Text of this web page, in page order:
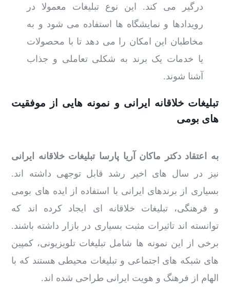
درگیر می کند. این نوع تبلیغات معمولا در
رویدادها و نمایشگاه ها استفاده می شود و به
مخاطبان این امکان را می دهد تا با محصولات
یا خدمات یک برند به شکلی تعاملی و جذاب
آشنا شوند.
تبلیغات خلاقانه ایرانی و نمونه هایی از موفقیت
های بومی
به اعتقاد دکتر ماکان آریا پارسا تبلیغات خلاقانه ایرانی
نیز در سال های اخیر رشد قابل توجهی داشته اند.
بسیاری از برندهای ایرانی با استفاده از ایده های بومی
و فرهنگی، تبلیغات خلاقانه ای ایجاد کرده اند که
توانسته اند تاثیرات مثبت بسیاری در بازار داشته باشند.
برخی از این نمونه ها شامل تبلیغات تلویزیونی، کمپین
های شبکه های اجتماعی و تبلیغات محیطی هستند که با
الهام از فرهنگ و هویت ایرانی طراحی شده اند.